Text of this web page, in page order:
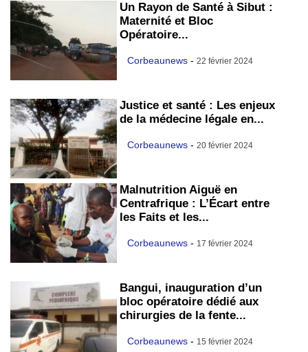
Un Rayon de Santé à Sibut :
Maternité et Bloc
Opératoire...
Corbeaunews - 22 février 2024
Justice et santé : Les enjeux
de la médecine légale en...
Corbeaunews - 20 février 2024
Malnutrition Aiguë en
Centrafrique : L’Écart entre
les Faits et les...
Corbeaunews - 17 février 2024
Bangui, inauguration d’un
bloc opératoire dédié aux
chirurgies de la fente...
Corbeaunews - 15 février 2024